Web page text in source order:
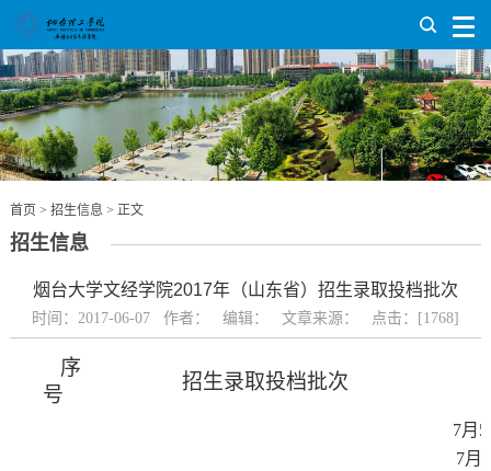
首页 >招生信息 > 正文
招生信息
烟台大学文经学院2017年（山东省）招生录取投档批次
时间：2017-06-07 作者： 编辑： 文章来源： 点击：[1768]
序
号
招生录取投档批次
7月 5
7月